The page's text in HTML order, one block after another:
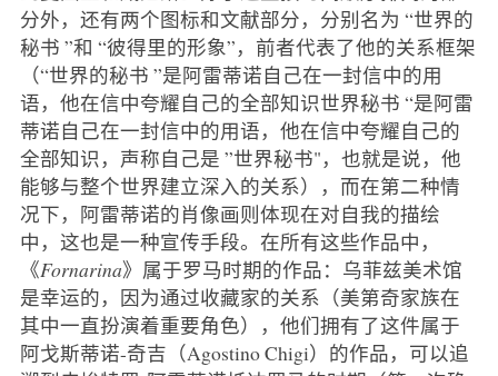
分外，还有两个图标和文献部分，分别名为 “世界的
秘书 ”和 “彼得里的形象”，前者代表了他的关系框架
（“世界的秘书 ”是阿雷蒂诺自己在一封信中的用
语，他在信中夸耀自己的全部知识世界秘书 “是阿雷
蒂诺自己在一封信中的用语，他在信中夸耀自己的
全部知识，声称自己是 ”世界秘书"，也就是说，他
能够与整个世界建立深入的关系），而在第二种情
况下，阿雷蒂诺的肖像画则体现在对自我的描绘
中，这也是一种宣传手段。在所有这些作品中，
《Fornarina》属于罗马时期的作品：乌菲兹美术馆
是幸运的，因为通过收藏家的关系（美第奇家族在
其中一直扮演着重要角色），他们拥有了这件属于
阿戈斯蒂诺-奇吉（Agostino Chigi）的作品，可以追